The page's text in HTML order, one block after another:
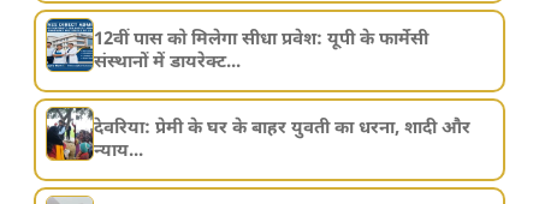
12वीं पास को मिलेगा सीधा प्रवेश: यूपी के फार्मेसी
संस्थानों में डायरेक्ट...
देवरिया: प्रेमी के घर के बाहर युवती का धरना, शादी और
न्याय...